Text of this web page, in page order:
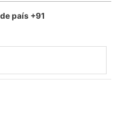
país +91